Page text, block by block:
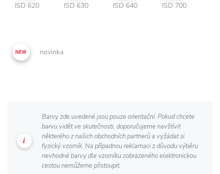
ISD 620 ISD 630 ISD 640 ISD 700
novinka
Barvy zde uvedené jsou pouze orientační. Pokud chcete
barvu vidět ve skutečnosti, doporučujeme navštívit
některého z našich obchodních partnerů a vyžádat si
fyzický vzorník. Na případnou reklamaci z důvodu výběru
nevhodné barvy dle vzorníku zobrazeného elektronickou
cestou nemůžeme přistoupit.